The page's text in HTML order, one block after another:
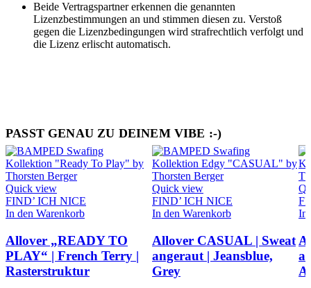
Beide Vertragspartner erkennen die genannten
Lizenzbestimmungen an und stimmen diesen zu. Verstoß
gegen die Lizenzbedingungen wird strafrechtlich verfolgt und
die Lizenz erlischt automatisch.
PASST GENAU ZU DEINEM VIBE :-)
Quick view
FIND’ ICH NICE
In den Warenkorb
Allover „READY TO
PLAY“ | French Terry |
Rasterstruktur
Quick view
FIND’ ICH NICE
In den Warenkorb
Allover CASUAL | Sweat
angeraut | Jeansblue,
Grey
In